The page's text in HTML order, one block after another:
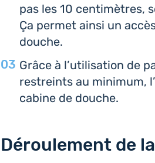
pas les 10 cen­ti­mètres,
Ça permet ainsi un
douche.
Grâce à l’uti­li­sa­tion de
res­treints au minimum,
cabine de douche.
Déroulement de